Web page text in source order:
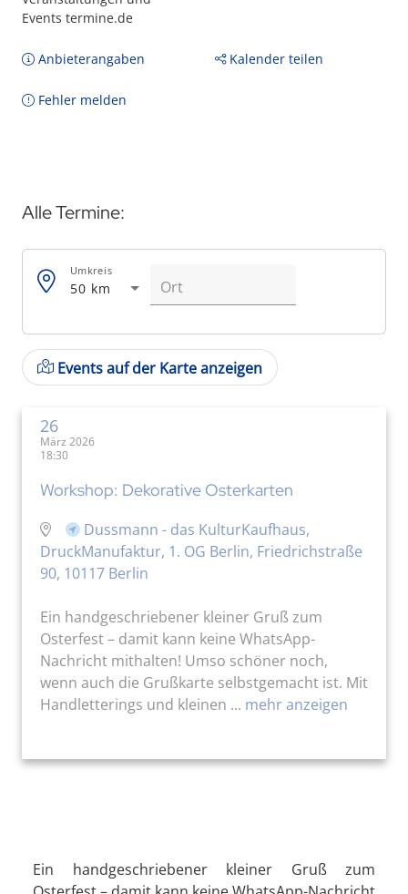
Events termine.de
Anbieterangaben Kalender teilen
Fehler melden
Alle Termine:
50 km
Umkreis
Events auf der Karte anzeigen
26
März 2026
18:30
Workshop: Dekorative Osterkarten
Dussmann - das KulturKaufhaus,
DruckManufaktur, 1. OG Berlin, Friedrichstraße
90, 10117 Berlin
Ein handgeschriebener kleiner Gruß zum
Osterfest – damit kann keine WhatsApp-
Nachricht mithalten! Umso schöner noch,
wenn auch die Grußkarte selbstgemacht ist. Mit
Handletterings und kleinen ... mehr anzeigen
Ein handgeschriebener kleiner Gruß zum